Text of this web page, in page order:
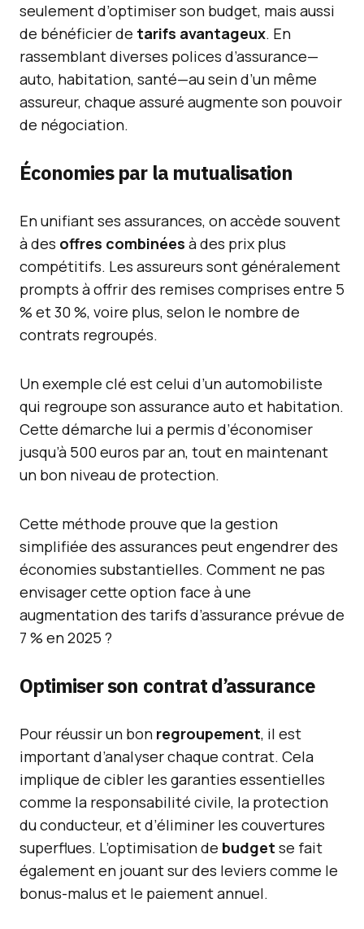
seulement d’optimiser son budget, mais aussi
de bénéficier de tarifs avantageux. En
rassemblant diverses polices d’assurance—
auto, habitation, santé—au sein d’un même
assureur, chaque assuré augmente son pouvoir
de négociation.
Économies par la mutualisation
En unifiant ses assurances, on accède souvent
à des offres combinées à des prix plus
compétitifs. Les assureurs sont généralement
prompts à offrir des remises comprises entre 5
% et 30 %, voire plus, selon le nombre de
contrats regroupés.
Un exemple clé est celui d’un automobiliste
qui regroupe son assurance auto et habitation.
Cette démarche lui a permis d’économiser
jusqu’à 500 euros par an, tout en maintenant
un bon niveau de protection.
Cette méthode prouve que la gestion
simplifiée des assurances peut engendrer des
économies substantielles. Comment ne pas
envisager cette option face à une
augmentation des tarifs d’assurance prévue de
7 % en 2025 ?
Optimiser son contrat d’assurance
Pour réussir un bon regroupement, il est
important d’analyser chaque contrat. Cela
implique de cibler les garanties essentielles
comme la responsabilité civile, la protection
du conducteur, et d’éliminer les couvertures
superflues. L’optimisation de budget se fait
également en jouant sur des leviers comme le
bonus-malus et le paiement annuel.